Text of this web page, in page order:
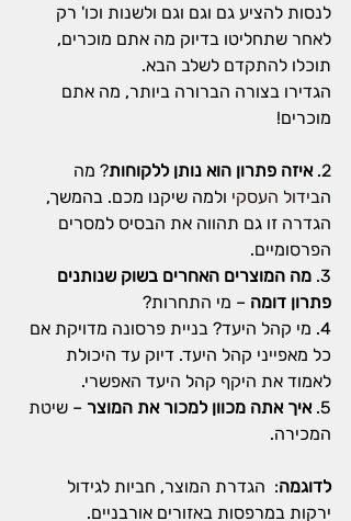
לנסות להציע גם וגם וגם ולשנות וכו' רק
לאחר שתחליטו בדיוק מה אתם מוכרים,
תוכלו להתקדם לשלב הבא.
הגדירו בצורה הברורה ביותר, מה אתם
מוכרים!
2. איזה פתרון הוא נותן ללקוחות? מה
הבידול העסקי ולמה שיקנו מכם. בהמשך,
הגדרה זו גם תהווה את הבסיס למסרים
הפרסומיים.
3. מה המוצרים האחרים בשוק שנותנים
פתרון דומה – מי התחרות?
4. מי קהל היעד? בניית פרסונה מדויקת אם
כל מאפייני קהל היעד. דיוק עד היכולת
לאמוד את היקף קהל היעד האפשרי.
5. איך אתה מכוון למכור את המוצר – שיטת
המכירה.
לדוגמה:  הגדרת המוצר, חביות לגידול
ירקות במרפסות באזורים אורבניים.